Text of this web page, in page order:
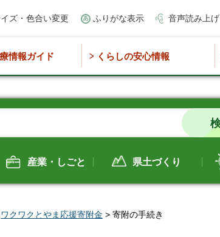
ズ・色合い変更 ふりがな表示 音声読み上げ
情報ガイド くらしの安心情報
産業・しごと 県土づくり
ワクワクとやま応援寄附金 > 寄附の手続き